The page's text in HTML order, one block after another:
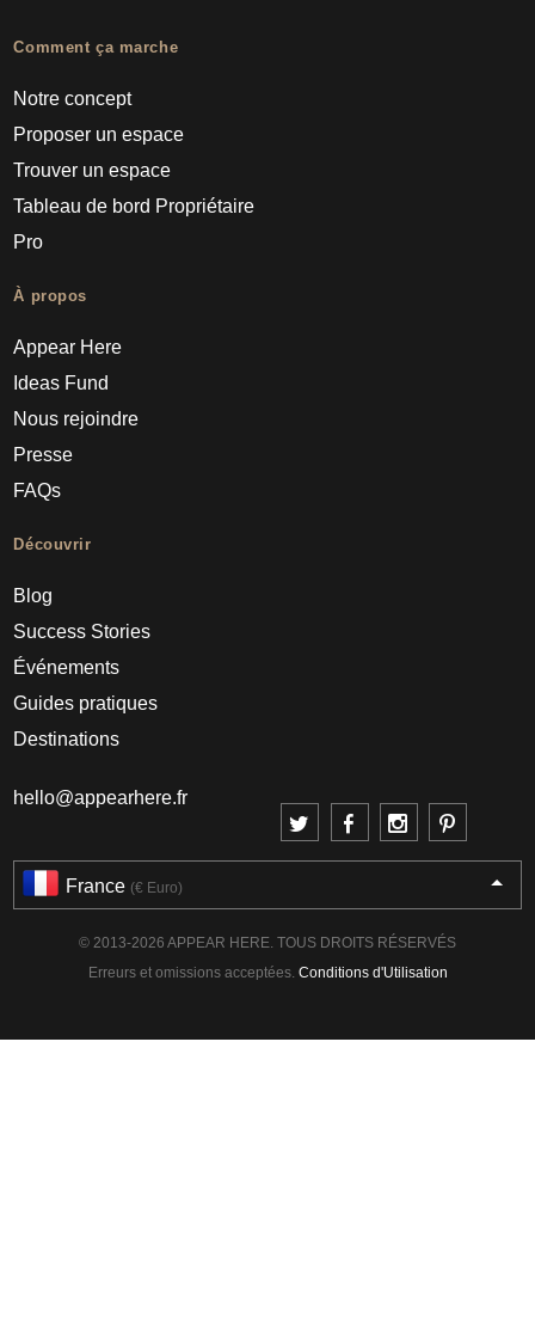
Comment ça marche
Notre concept
Proposer un espace
Trouver un espace
Tableau de bord Propriétaire
Pro
À propos
Appear Here
Ideas Fund
Nous rejoindre
Presse
FAQs
Découvrir
Blog
Success Stories
Événements
Guides pratiques
Destinations
hello@appearhere.fr
France (€ Euro)
© 2013-2026 APPEAR HERE. TOUS DROITS RÉSERVÉS
Erreurs et omissions acceptées. Conditions d'Utilisation